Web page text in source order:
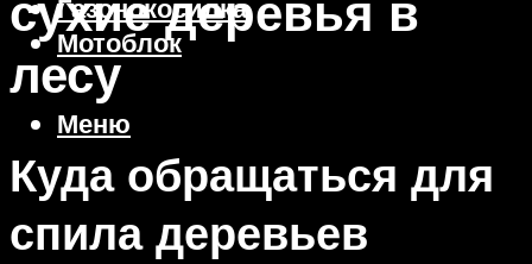
Газонокосилка
Мотоблок
Меню
лесу
Куда обращаться для
спила деревьев